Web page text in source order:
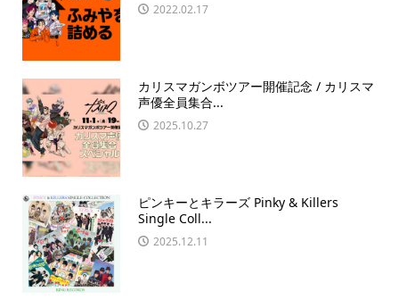
2022.02.17
カリスマガンボツアー開催記念 / カリスマ
声優全員集合...
2025.10.27
ピンキーとキラーズ Pinky & Killers
Single Coll...
2025.12.11